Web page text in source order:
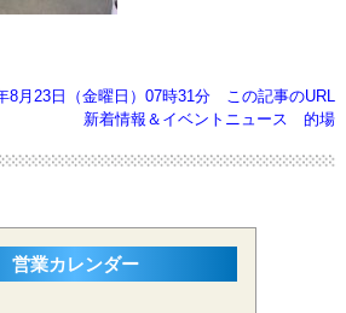
8月23日（金曜日）07時31分
この記事のURL
新着情報＆イベントニュース
的場
営業カレンダー